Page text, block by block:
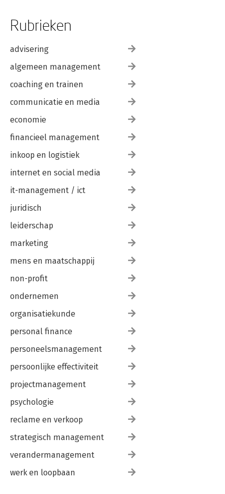
Rubrieken
advisering
algemeen management
coaching en trainen
communicatie en media
economie
financieel management
inkoop en logistiek
internet en social media
it-management / ict
juridisch
leiderschap
marketing
mens en maatschappij
non-profit
ondernemen
organisatiekunde
personal finance
personeelsmanagement
persoonlijke effectiviteit
projectmanagement
psychologie
reclame en verkoop
strategisch management
verandermanagement
werk en loopbaan